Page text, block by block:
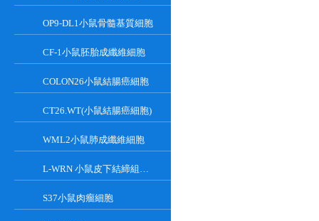
OP9-DL1小鼠骨髓基質細胞
CF-1小鼠胚胎成纖維細胞
COLON26小鼠結腸癌細胞
CT26.WT(小鼠結腸癌細胞)
WML2小鼠肺成纖維細胞
L-WRN 小鼠皮下結締組織細胞系
S37小鼠肉瘤細胞